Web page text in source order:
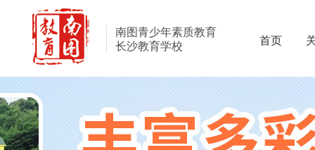
南图青少年素质教育
长沙教育学校
首页